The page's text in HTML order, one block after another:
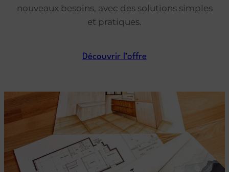
nouveaux besoins, avec des solutions simples
et pratiques.
Découvrir l’offre